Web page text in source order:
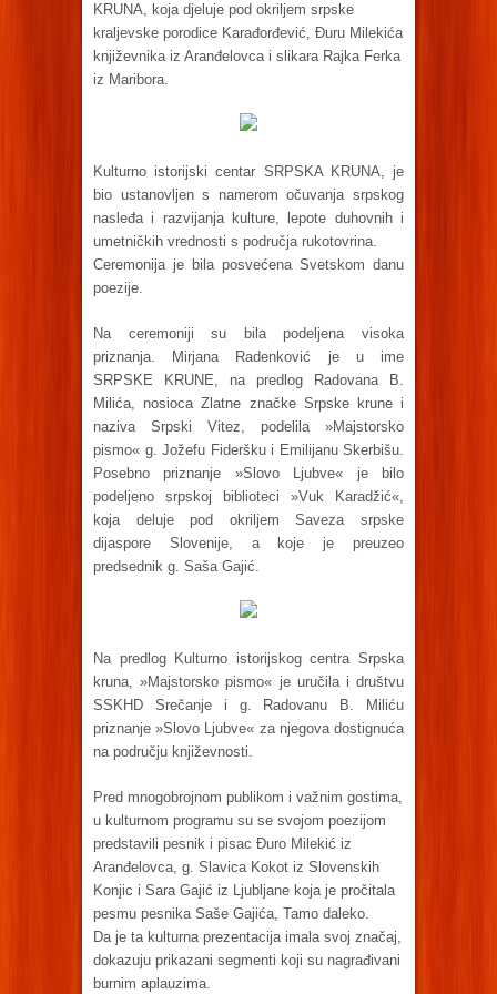
KRUNA, koja djeluje pod okriljem srpske
kraljevske porodice Karađorđević, Đuru Milekića
književnika iz Aranđelovca i slikara Rajka Ferka
iz Maribora.
Kulturno istorijski centar SRPSKA KRUNA, je
bio ustanovljen s namerom očuvanja srpskog
nasleđa i razvijanja kulture, lepote duhovnih i
umetničkih vrednosti s područja rukotovrina.
Ceremonija je bila posvećena Svetskom danu
poezije.
Na ceremoniji su bila podeljena visoka
priznanja. Mirjana Radenković je u ime
SRPSKE KRUNE, na predlog Radovana B.
Milića, nosioca Zlatne značke Srpske krune i
naziva Srpski Vitez, podelila »Majstorsko
pismo« g. Jožefu Fideršku i Emilijanu Skerbišu.
Posebno priznanje »Slovo Ljubve« je bilo
podeljeno srpskoj biblioteci »Vuk Karadžić«,
koja deluje pod okriljem Saveza srpske
dijaspore Slovenije, a koje je preuzeo
predsednik g. Saša Gajić.
Na predlog Kulturno istorijskog centra Srpska
kruna, »Majstorsko pismo« je uručila i društvu
SSKHD Srečanje i g. Radovanu B. Miliću
priznanje »Slovo Ljubve« za njegova dostignuća
na području književnosti.
Pred mnogobrojnom publikom i važnim gostima,
u kulturnom programu su se svojom poezijom
predstavili pesnik i pisac Đuro Milekić iz
Aranđelovca, g. Slavica Kokot iz Slovenskih
Konjic i Sara Gajić iz Ljubljane koja je pročitala
pesmu pesnika Saše Gajića, Tamo daleko.
Da je ta kulturna prezentacija imala svoj značaj,
dokazuju prikazani segmenti koji su nagrađivani
burnim aplauzima.